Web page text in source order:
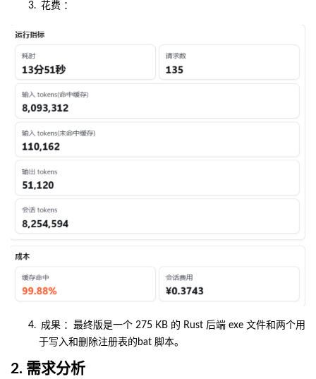
花费 ：
成果 ：最终版是一个 275 KB 的 Rust 后端 exe 文件和两个用
于写入和删除注册表的bat 脚本。
2. 需求分析